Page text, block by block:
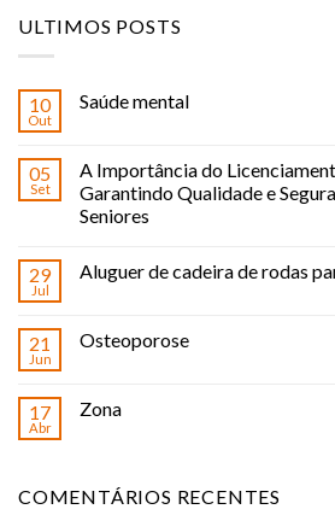
ULTIMOS POSTS
10
Out
Saúde mental
05
Set
A Importância do
Garantindo Qualidade e
Seniores
29
Jul
Aluguer de cadeira de rodas
21
Jun
Osteoporose
17
Abr
Zona
COMENTÁRIOS RECENTES